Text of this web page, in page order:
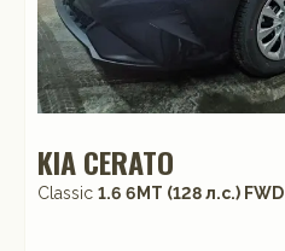
KIA CERATO
Classic 1.6 6MT (128 л.с.) FWD